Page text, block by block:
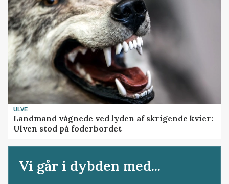
ULVE
Landmand vågnede ved lyden af skrigende kvier:
Ulven stod på foderbordet
Vi går i dybden med...